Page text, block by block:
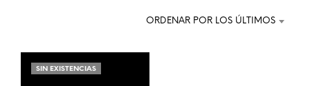
ORDENAR POR LOS ÚLTIMOS
SIN EXISTENCIAS